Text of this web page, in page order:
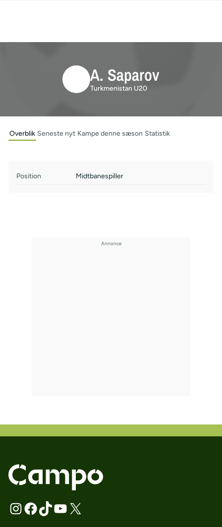
A. Saparov
Turkmenistan U20
Overblik Seneste nyt Kampe denne sæson Statistik
Position Midtbanespiller